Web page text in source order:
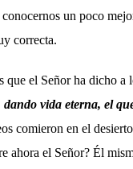
un poco
correcta.
que el Señor ha dicho a
vida eterna, el
comieron en el
ahora el Señor? Él